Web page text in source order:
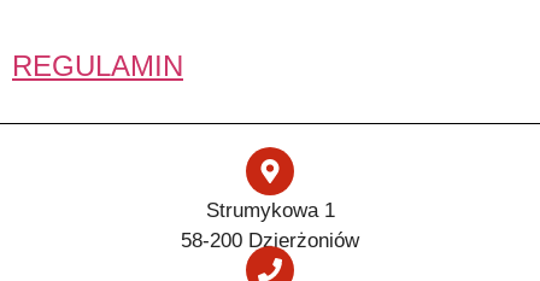
REGULAMIN
Strumykowa 1
58-200 Dzierżoniów